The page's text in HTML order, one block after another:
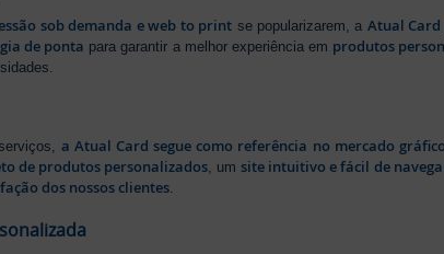
sob demanda e web to print se popularizarem, a Atual
de ponta para garantir a melhor experiência em produtos
a Atual Card segue como referência no mercado
de produtos personalizados , um site intuitivo e fácil de
dos nossos clientes